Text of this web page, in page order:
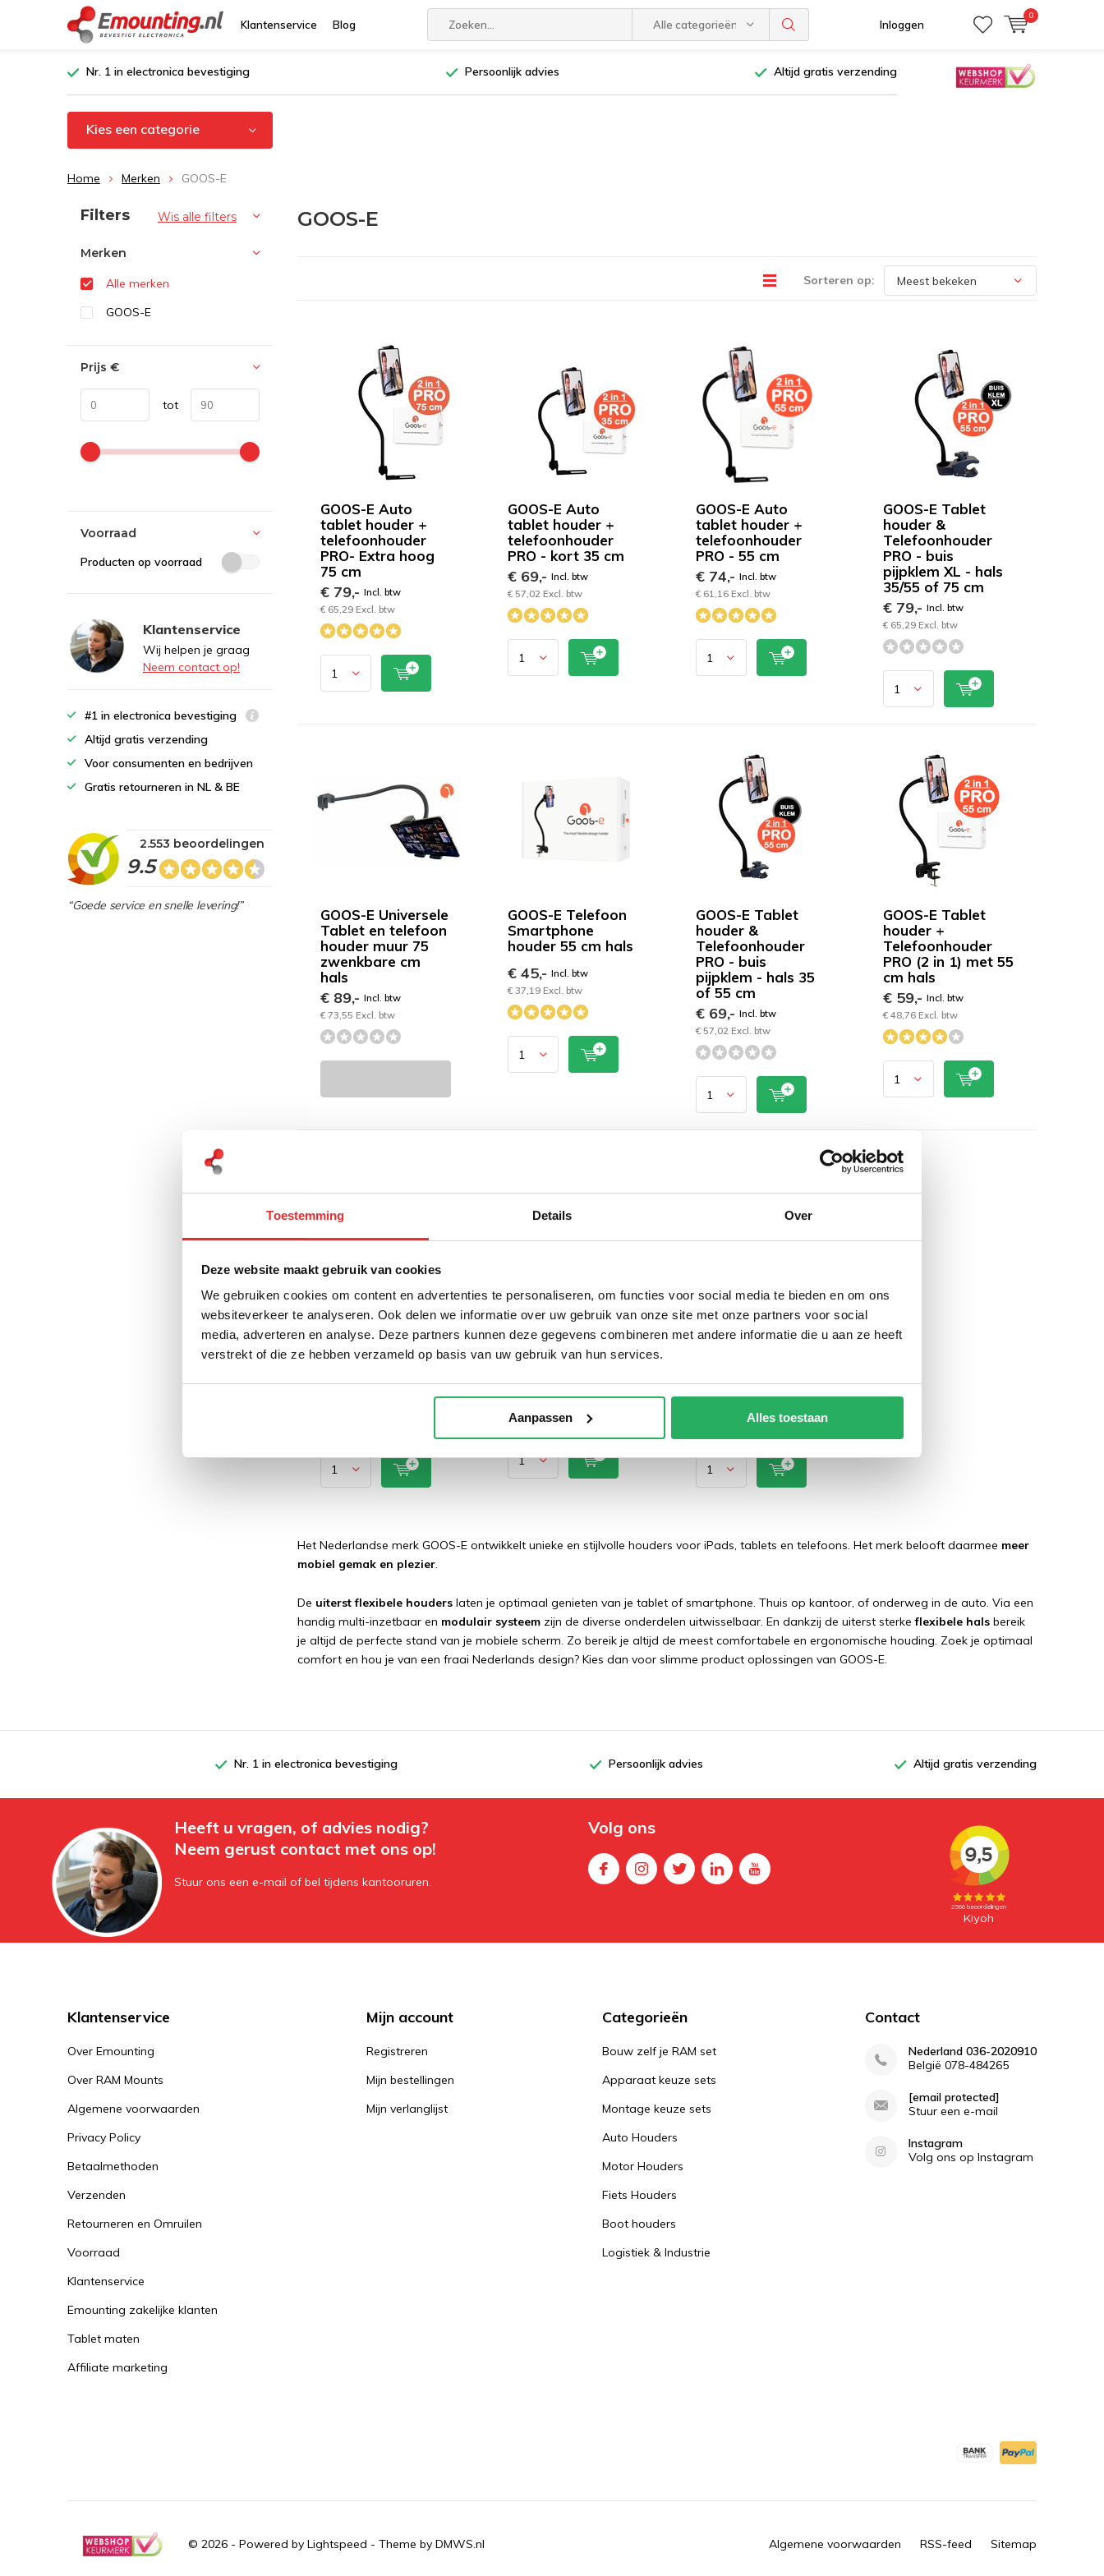
Toestemming Details Over
Deze website maakt gebruik van cookies
We gebruiken cookies om content en advertenties te personaliseren, om functies voor social media te bieden en om ons
websiteverkeer te analyseren. Ook delen we informatie over uw gebruik van onze site met onze partners voor social
media, adverteren en analyse. Deze partners kunnen deze gegevens combineren met andere informatie die u aan ze heeft
verstrekt of die ze hebben verzameld op basis van uw gebruik van hun services.
Aanpassen Alles toestaan
Klantenservice Blog Alle categorieën Inloggen
0
Nr. 1 in electronica bevestiging Persoonlijk advies Altijd gratis verzending
Kies een categorie
Home Merken GOOS-E
GOOS-E
Sorteren op:
GOOS-E Auto
tablet houder +
telefoonhouder
PRO- Extra hoog
75 cm
€ 79,- Incl. btw
€ 65,29 Excl. btw
GOOS-E Auto
tablet houder +
telefoonhouder
PRO - kort 35 cm
€ 69,-Incl. btw
€ 57,02 Excl. btw
GOOS-E Auto
tablet houder +
telefoonhouder
PRO - 55 cm
€ 74,- Incl. btw
€ 61,16 Excl. btw
GOOS-E Tablet
houder &
Telefoonhouder
PRO - buis
pijpklem XL - hals
35/55 of 75 cm
€ 79,- Incl. btw
€ 65,29 Excl. btw
GOOS-E Universele
Tablet en telefoon
houder muur 75
zwenkbare cm
hals
€ 89,- Incl. btw
€ 73,55 Excl. btw
GOOS-E Telefoon
Smartphone
houder 55 cm hals
€ 45,-Incl. btw
€ 37,19 Excl. btw
GOOS-E Tablet
houder &
Telefoonhouder
PRO - buis
pijpklem - hals 35
of 55 cm
€ 69,- Incl. btw
€ 57,02 Excl. btw
GOOS-E Tablet
houder +
Telefoonhouder
PRO (2 in 1) met 55
cm hals
€ 59,- Incl. btw
€ 48,76 Excl. btw
GOOS-E Universele
Tablet en telefoon
houder muur 55cm
€ 69,-Incl. btw
GOOS-E Universele
Tablet en telefoon
houder muur 360º
€ 59,-
€ 48,76 Excl. btw
GOOS-E
Telefoonhouder
€ 24,-Incl. btw
Het Nederlandse merk GOOS-E ontwikkelt unieke en stijlvolle houders voor iPads, tablets en telefoons. Het merk belooft daarmee meer
mobiel gemak en plezier.
De uiterst flexibele houders laten je optimaal genieten van je tablet of smartphone. Thuis op kantoor, of onderweg in de auto. Via een
handig multi-inzetbaar en modulair systeem zijn de diverse onderdelen uitwisselbaar. En dankzij de uiterst sterkeflexibele hals bereik
je altijd de perfecte stand van je mobiele scherm. Zo bereik je altijd de meest comfortabele en ergonomische houding. Zoek je optimaal
comfort en hou je van een fraai Nederlands design? Kies dan voor slimme product oplossingen van GOOS-E.
Sorteren op:
Filters Wis alle filters
Merken
Alle merken
GOOS-E
Prijs €
tot
Voorraad
Producten op voorraad
Klantenservice
Wij helpen je graag
Neem contact op!
#1 in electronica bevestiging
Altijd gratis verzending
Voor consumenten en bedrijven
Gratis retourneren in NL & BE
9.5
2.553 beoordelingen
“Goede service en snelle levering!”
Nr. 1 in electronica bevestiging Persoonlijk advies Altijd gratis verzending
Heeft u vragen, of advies nodig?
Neem gerust contact met ons op!
Stuur ons een e-mail of bel tijdens kantooruren.
Volg ons
Klantenservice
Over Emounting
Over RAM Mounts
Algemene voorwaarden
Privacy Policy
Betaalmethoden
Verzenden
Retourneren en Omruilen
Voorraad
Klantenservice
Emounting zakelijke klanten
Tablet maten
Affiliate marketing
Mijn account
Registreren
Mijn bestellingen
Mijn verlanglijst
Categorieën
Bouw zelf je RAM set
Apparaat keuze sets
Montage keuze sets
Auto Houders
Motor Houders
Fiets Houders
Boot houders
Logistiek & Industrie
Contact
Nederland 036-2020910
België 078-484265
[email protected]
Stuur een e-mail
Instagram
Volg ons op Instagram
© 2026 - Powered by Lightspeed - Theme by DMWS.nl Algemene voorwaarden RSS-feed Sitemap